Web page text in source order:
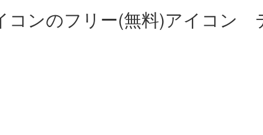
コンのフリー(無料)アイコン